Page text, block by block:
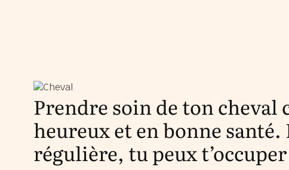
Prendre soin de ton cheval
heureux et en bonne
régulière, tu peux